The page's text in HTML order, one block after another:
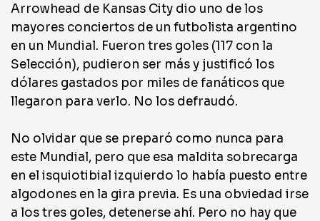
Arrowhead de Kansas City dio uno de los
mayores conciertos de un futbolista argentino
en un Mundial. Fueron tres goles (117 con la
Selección), pudieron ser más y justificó los
dólares gastados por miles de fanáticos que
llegaron para verlo. No los defraudó.
No olvidar que se preparó como nunca para
este Mundial, pero que esa maldita sobrecarga
en el isquiotibial izquierdo lo había puesto entre
algodones en la gira previa. Es una obviedad irse
a los tres goles, detenerse ahí. Pero no hay que